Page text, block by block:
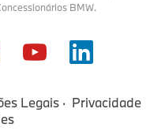
BMW.
Legais
Privacidade